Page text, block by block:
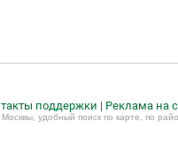
поддержки | Реклама на
удобный поиск по карте, по